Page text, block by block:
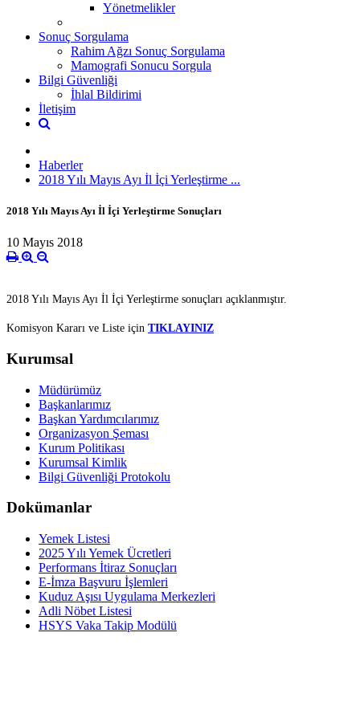
Yönetmelikler
Sonuç Sorgulama
Rahim Ağzı Sonuç Sorgulama
Mamografi Sonucu Sorgula
Bilgi Güvenliği
İhlal Bildirimi
İletişim
Haberler
2018 Yılı Mayıs Ayı İl İçi Yerleştirme ...
2018 Yılı Mayıs Ayı İl İçi Yerleştirme Sonuçları
10 Mayıs 2018
2018 Yılı Mayıs Ayı İl İçi Yerleştirme sonuçları açıklanmıştır.
Komisyon Kararı ve Liste için TIKLAYINIZ
Kurumsal
Müdürümüz
Başkanlarımız
Başkan Yardımcılarımız
Organizasyon Şeması
Kurum Politikası
Kurumsal Kimlik
Bilgi Güvenliği Protokolu
Dokümanlar
Yemek Listesi
2025 Yılı Yemek Ücretleri
Performans İtiraz Sonuçları
E-İmza Başvuru İşlemleri
Kuduz Aşısı Uygulama Merkezleri
Adli Nöbet Listesi
HSYS Vaka Takip Modülü